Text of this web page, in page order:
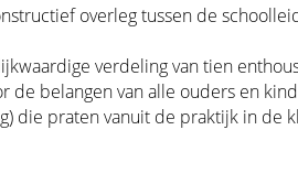
overleg tussen de
verdeling van tien
de belangen van alle ouders en
die praten vanuit de praktijk in de